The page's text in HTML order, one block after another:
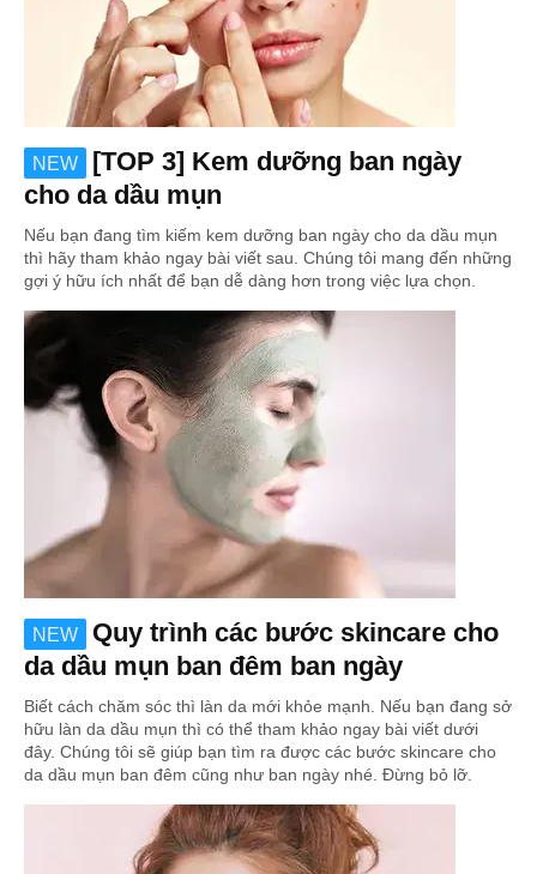
NEW
[TOP 3] Kem dưỡng ban ngày
cho da dầu mụn
Nếu bạn đang tìm kiếm kem dưỡng ban ngày cho da dầu mụn
thì hãy tham khảo ngay bài viết sau. Chúng tôi mang đến những
gợi ý hữu ích nhất để bạn dễ dàng hơn trong việc lựa chọn.
NEW
Quy trình các bước skincare cho
da dầu mụn ban đêm ban ngày
Biết cách chăm sóc thì làn da mới khỏe mạnh. Nếu bạn đang sở
hữu làn da dầu mụn thì có thể tham khảo ngay bài viết dưới
đây. Chúng tôi sẽ giúp bạn tìm ra được các bước skincare cho
da dầu mụn ban đêm cũng như ban ngày nhé. Đừng bỏ lỡ.